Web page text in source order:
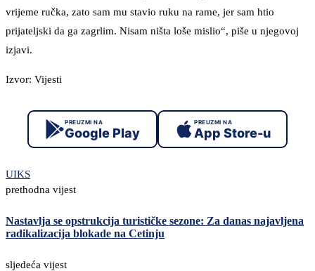
vrijeme ručka, zato sam mu stavio ruku na rame, jer sam htio
prijateljski da ga zagrlim. Nisam ništa loše mislio“, piše u njegovoj
izjavi.
Izvor: Vijesti
PREUZMI NA
Google Play
PREUZMI NA
App Store-u
UIKS
prethodna vijest
Nastavlja se opstrukcija turističke sezone: Za danas najavljena
radikalizacija blokade na Cetinju
sljedeća vijest